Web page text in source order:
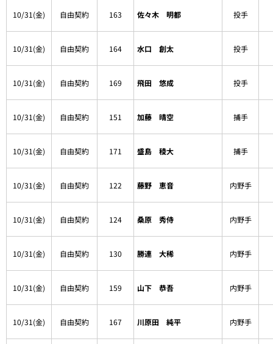
10/31(金) 自由契約 163 佐々木 明都 投手
10/31(金) 自由契約 164 水口 創太 投手
10/31(金) 自由契約 169 飛田 悠成 投手
10/31(金) 自由契約 151 加藤 晴空 捕手
10/31(金) 自由契約 171 盛島 稜大 捕手
10/31(金) 自由契約 122 藤野 恵音 内野手
10/31(金) 自由契約 124 桑原 秀侍 内野手
10/31(金) 自由契約 130 勝連 大稀 内野手
10/31(金) 自由契約 159 山下 恭吾 内野手
10/31(金) 自由契約 167 川原田 純平 内野手